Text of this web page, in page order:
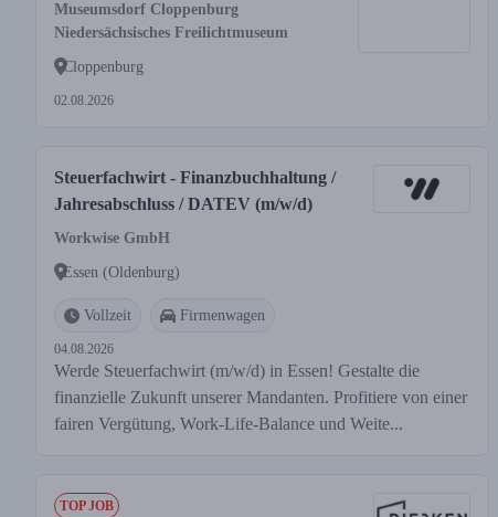
Museumsdorf Cloppenburg
Niedersächsisches Freilichtmuseum
Cloppenburg
02.08.2026
Steuerfachwirt - Finanzbuchhaltung /
Jahresabschluss / DATEV (m/w/d)
Workwise GmbH
Essen (Oldenburg)
Vollzeit Firmenwagen
04.08.2026
Werde Steuerfachwirt (m/w/d) in Essen! Gestalte die
finanzielle Zukunft unserer Mandanten. Profitiere von einer
fairen Vergütung, Work-Life-Balance und Weite...
TOP JOB